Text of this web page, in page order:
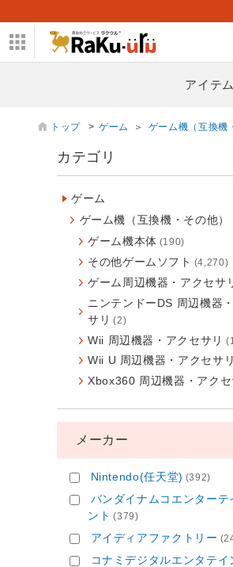
アイテ
トップ > ゲーム ＞ ゲーム機（互換機
カテゴリ
ゲーム
ゲーム機（互換機・その他）
ゲーム機本体 (190)
その他ゲームソフト (4,270)
ゲーム周辺機器・アクセサ
ニンテンドーDS 周辺機器
サリ (2)
Wii 周辺機器・アクセサリ
Wii U 周辺機器・アクセサリ
Xbox360 周辺機器・アクセ
メーカー
Nintendo(任天堂) (392)
バンダイナムコエンターテ
ント (379)
アイディアファクトリー
コナミデジタルエンタテイ